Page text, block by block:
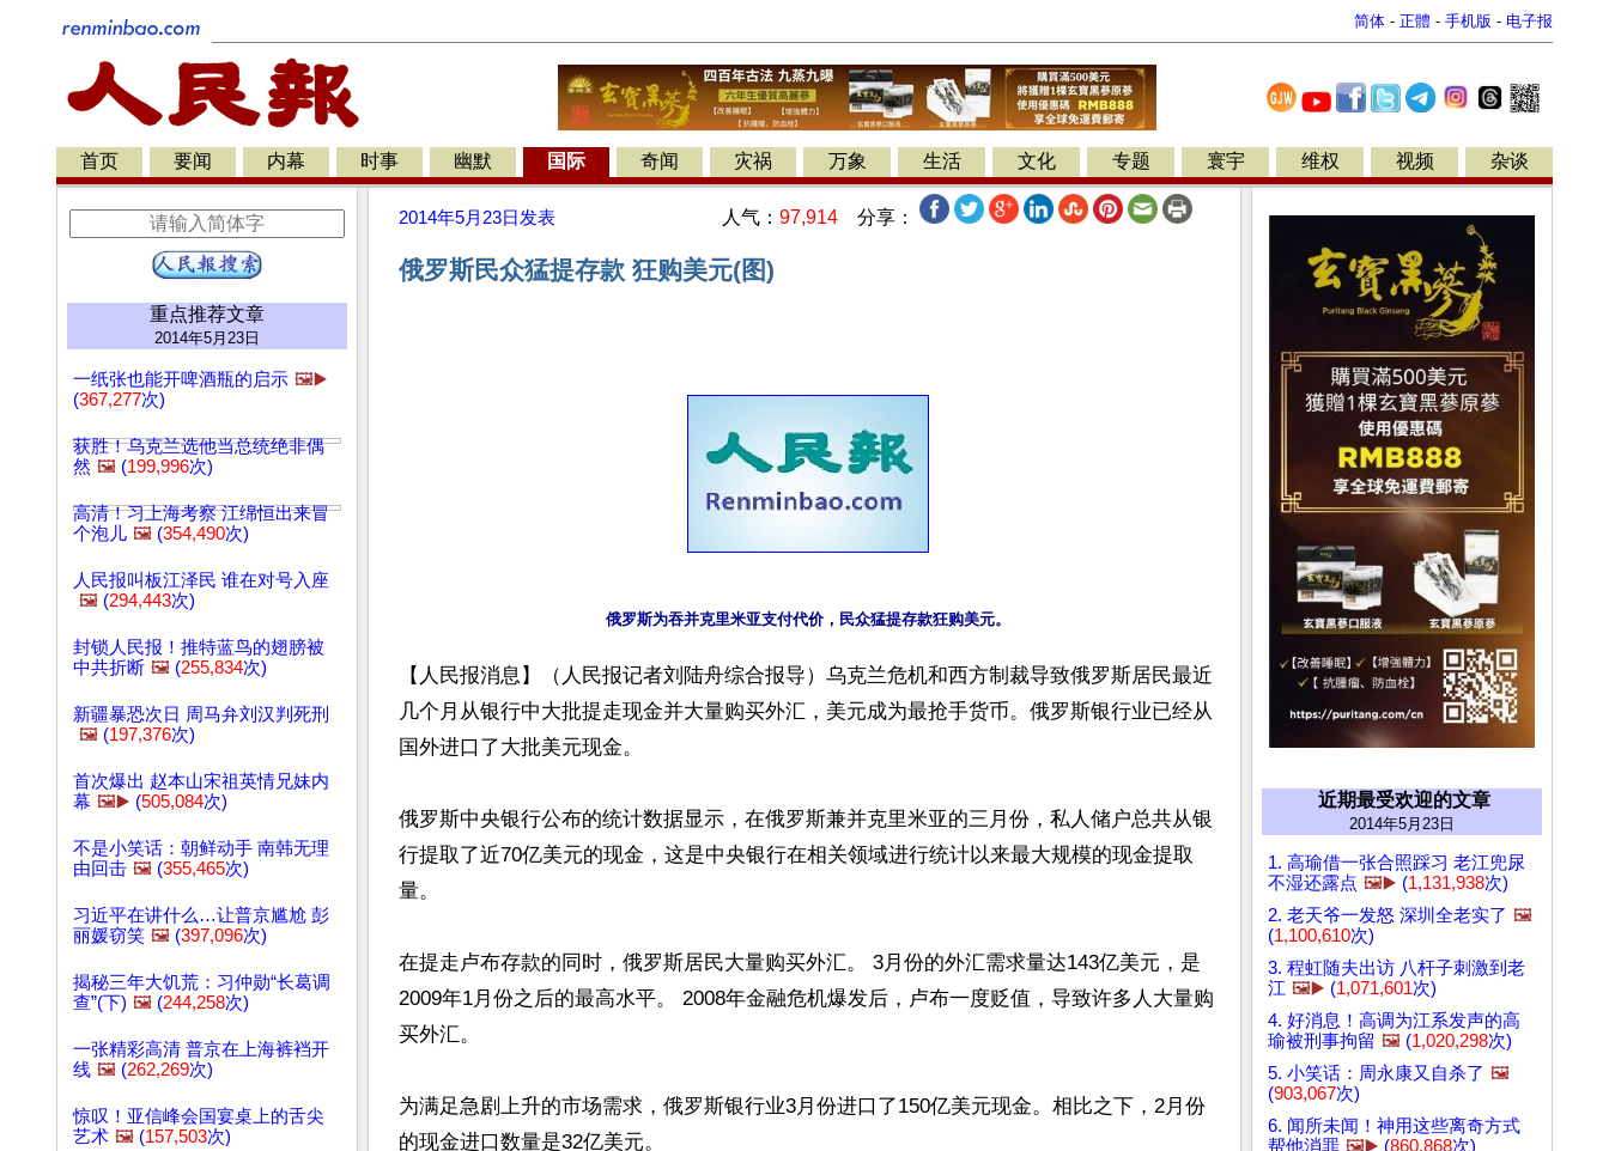
简体 - 正體 - 手机版 - 电子报
首页 要闻 内幕 时事 幽默 国际 奇闻 灾祸 万象 生活 文化 专题 寰宇 维权 视频 杂谈
重点推荐文章
2014年5月23日
一纸张也能开啤酒瓶的启示 🖼️▶️
(367,277次)
获胜！乌克兰选他当总统绝非偶
然 🖼️ (199,996次)
高清！习上海考察 江绵恒出来冒
个泡儿 🖼️ (354,490次)
人民报叫板江泽民 谁在对号入座
🖼️ (294,443次)
封锁人民报！推特蓝鸟的翅膀被
中共折断 🖼️ (255,834次)
新疆暴恐次日 周马弁刘汉判死刑
🖼️ (197,376次)
首次爆出 赵本山宋祖英情兄妹内
幕 🖼️▶️ (505,084次)
不是小笑话：朝鲜动手 南韩无理
由回击 🖼️ (355,465次)
习近平在讲什么…让普京尴尬 彭
丽媛窃笑 🖼️ (397,096次)
揭秘三年大饥荒：习仲勋“长葛调
查”(下) 🖼️ (244,258次)
一张精彩高清 普京在上海裤裆开
线 🖼️ (262,269次)
惊叹！亚信峰会国宴桌上的舌尖
艺术 🖼️ (157,503次)
2014年5月23日 发表 人气： 97,914 分享：
俄罗斯民众猛提存款 狂购美元(图)
俄罗斯为吞并克里米亚支付代价，民众猛提存款狂购美元。
【人民报消息】（人民报记者刘陆舟综合报导）乌克兰危机和西方制裁导致俄罗斯居民最近
几个月从银行中大批提走现金并大量购买外汇，美元成为最抢手货币。俄罗斯银行业已经从
国外进口了大批美元现金。
俄罗斯中央银行公布的统计数据显示，在俄罗斯兼并克里米亚的三月份，私人储户总共从银
行提取了近70亿美元的现金，这是中央银行在相关领域进行统计以来最大规模的现金提取
量。
在提走卢布存款的同时，俄罗斯居民大量购买外汇。 3月份的外汇需求量达143亿美元，是
2009年1月份之后的最高水平。 2008年金融危机爆发后，卢布一度贬值，导致许多人大量购
买外汇。
为满足急剧上升的市场需求，俄罗斯银行业3月份进口了150亿美元现金。相比之下，2月份
的现金进口数量是32亿美元。
近期最受欢迎的文章
2014年5月23日
1. 高瑜借一张合照踩习 老江兜尿
不湿还露点 🖼️▶️ (1,131,938次)
2. 老天爷一发怒 深圳全老实了 🖼️
(1,100,610次)
3. 程虹随夫出访 八杆子刺激到老
江 🖼️▶️ (1,071,601次)
4. 好消息！高调为江系发声的高
瑜被刑事拘留 🖼️ (1,020,298次)
5. 小笑话：周永康又自杀了 🖼️
(903,067次)
6. 闻所未闻！神用这些离奇方式
帮他消罪 🖼️▶️ (860,868次)